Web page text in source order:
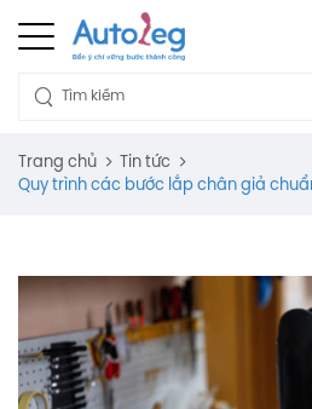
Trang chủ
Tin tức
Quy trình các bước lắp chân giả